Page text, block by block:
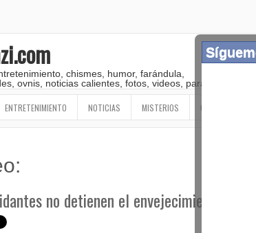
chismes, humor, farándula,
ovnis, noticias calientes, fotos, videos, paranormal
ENTRETENIMIENTO NOTICIAS MISTERIOS OTROS
no detienen el envejecimiento